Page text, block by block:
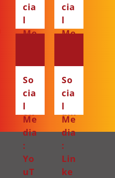
cia
l
Me
ce
bo
ok
cia
l
Me
ta
gr
am
So
cia
l
Me
dia
:
Yo
uT
So
cia
l
Me
dia
:
Lin
ke